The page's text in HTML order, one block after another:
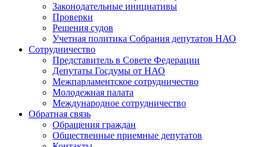
Законодательные инициативы
Проверки
Решения судов
Учетная политика Собрания депутатов НАО
Сотрудничество
Представитель в Совете Федерации
Депутаты Госдумы от НАО
Межпарламентское сотрудничество
Молодежная палата
Международное сотрудничество
Обратная cвязь
Обращения граждан
Общественные приемные депутатов